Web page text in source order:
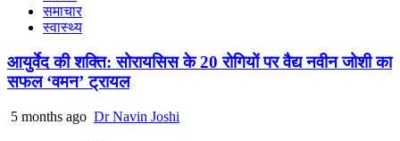
समाचार
स्वास्थ्य
आयुर्वेद की शक्ति: सोरायसिस के 20 रोगियों पर वैद्य नवीन जोशी का
सफल ‘वमन’ ट्रायल
5 months ago Dr Navin Joshi